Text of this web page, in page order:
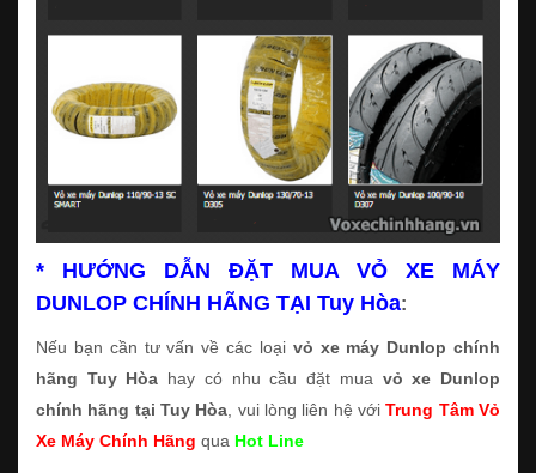
* HƯỚNG DẪN ĐẶT MUA VỎ XE MÁY
DUNLOP CHÍNH HÃNG TẠI Tuy Hòa:
Nếu bạn cần tư vấn về các loại vỏ xe máy Dunlop chính
hãng Tuy Hòa hay có nhu cầu đặt mua vỏ xe Dunlop
chính hãng tại Tuy Hòa, vui lòng liên hệ vớiTrung Tâm Vỏ
Xe Máy Chính Hãng qua Hot Line